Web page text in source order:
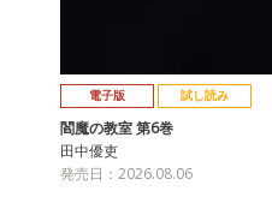
電子版 試し読み
閻魔の教室 第6巻
田中優吏
発売日：2026.08.06